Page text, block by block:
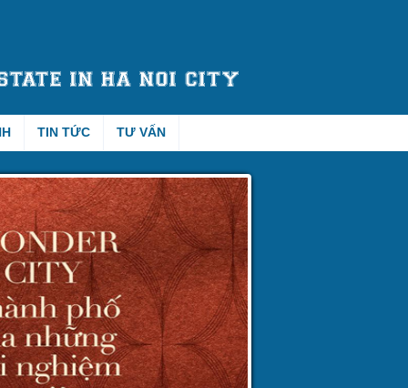
TIN TỨC TƯ VẤN